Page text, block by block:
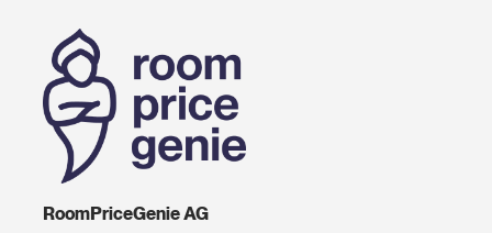
RoomPriceGenie AG